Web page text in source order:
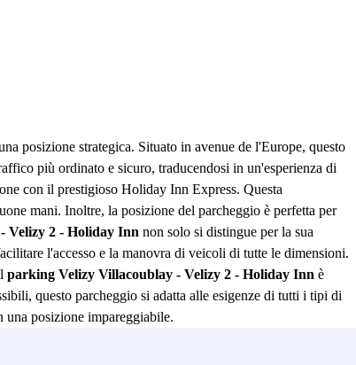
posizione strategica. Situato in avenue de l'Europe, questo
più ordinato e sicuro, traducendosi in un'esperienza di
con il prestigioso Holiday Inn Express. Questa
mani. Inoltre, la posizione del parcheggio è perfetta per
Velizy 2 - Holiday Inn non solo si distingue per la sua
l'accesso e la manovra di veicoli di tutte le dimensioni.
parking Velizy Villacoublay - Velizy 2 - Holiday Inn è
questo parcheggio si adatta alle esigenze di tutti i tipi di
posizione impareggiabile.